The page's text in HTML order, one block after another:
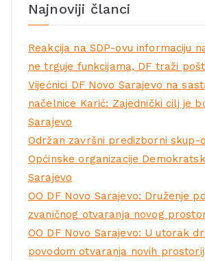
Najnoviji članci
Reakcija na SDP-ovu informaciju
ne trguje funkcijama, DF traži
Vijećnici DF Novo Sarajevo na
načelnice Karić: Zajednički cilj je
Sarajevo
Održan završni predizborni skup-
Općinske organizacije
Sarajevo
OO DF Novo Sarajevo: Druženje
zvaničnog otvaranja novog
OO DF Novo Sarajevo: U utorak
povodom otvaranja novih